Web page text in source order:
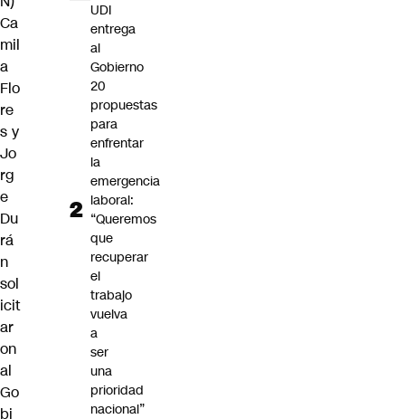
Ca
mil
a
Flo
re
s y
Jo
rg
e
Du
rá
n
sol
icit
ar
on
al
Go
bi
UDI
entrega
al
Gobierno
20
propuestas
para
enfrentar
la
emergencia
laboral:
“Queremos
que
recuperar
el
trabajo
vuelva
a
ser
una
prioridad
nacional”